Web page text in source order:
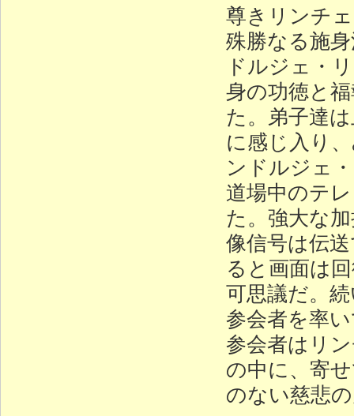
尊きリンチ
殊勝なる施
ドルジェ・
身の功徳と
た。弟子達
に感じ入り
ンドルジェ
道場中のテ
た。強大な
像信号は伝
ると画面は
可思議だ。
参会者を率
参会者はリ
の中に、寄
のない慈悲